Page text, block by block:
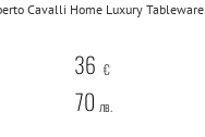
Cavalli Home Luxury Tableware
36 €
70 лв.